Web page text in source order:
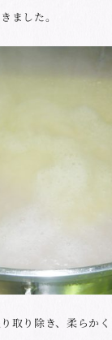
ました。
取り除き、柔らか